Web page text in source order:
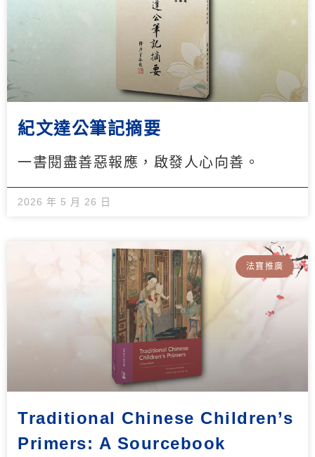
紀文達公筆記摘要
一書閱盡善惡報應，啟發人心向善。
2026 年 5 月 26 日
法寶推廣
Traditional Chinese Children’s
Primers: A Sourcebook